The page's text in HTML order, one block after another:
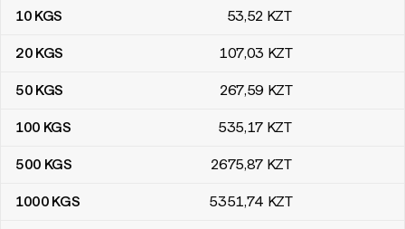
10 KGS 53,52 KZT
20 KGS 107,03 KZT
50 KGS 267,59 KZT
100 KGS 535,17 KZT
500 KGS 2675,87 KZT
1000 KGS 5351,74 KZT